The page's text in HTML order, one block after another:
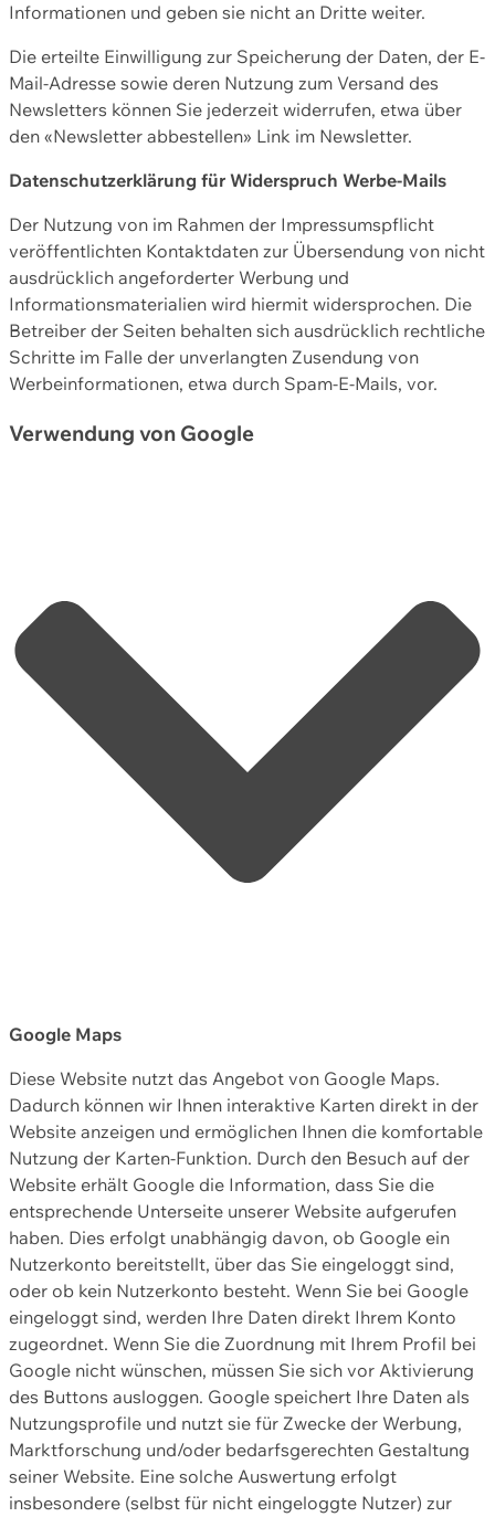
Informationen und geben sie nicht an Dritte weiter.
Die erteilte Einwilligung zur Speicherung der Daten, der E-
Mail-Adresse sowie deren Nutzung zum Versand des
Newsletters können Sie jederzeit widerrufen, etwa über
den «Newsletter abbestellen» Link im Newsletter.
Datenschutzerklärung für Widerspruch Werbe-Mails
Der Nutzung von im Rahmen der Impressumspflicht
veröffentlichten Kontaktdaten zur Übersendung von nicht
ausdrücklich angeforderter Werbung und
Informationsmaterialien wird hiermit widersprochen. Die
Betreiber der Seiten behalten sich ausdrücklich rechtliche
Schritte im Falle der unverlangten Zusendung von
Werbeinformationen, etwa durch Spam-E-Mails, vor.
Verwendung von Google
Google Maps
Diese Website nutzt das Angebot von Google Maps.
Dadurch können wir Ihnen interaktive Karten direkt in der
Website anzeigen und ermöglichen Ihnen die komfortable
Nutzung der Karten-Funktion. Durch den Besuch auf der
Website erhält Google die Information, dass Sie die
entsprechende Unterseite unserer Website aufgerufen
haben. Dies erfolgt unabhängig davon, ob Google ein
Nutzerkonto bereitstellt, über das Sie eingeloggt sind,
oder ob kein Nutzerkonto besteht. Wenn Sie bei Google
eingeloggt sind, werden Ihre Daten direkt Ihrem Konto
zugeordnet. Wenn Sie die Zuordnung mit Ihrem Profil bei
Google nicht wünschen, müssen Sie sich vor Aktivierung
des Buttons ausloggen. Google speichert Ihre Daten als
Nutzungsprofile und nutzt sie für Zwecke der Werbung,
Marktforschung und/oder bedarfsgerechten Gestaltung
seiner Website. Eine solche Auswertung erfolgt
insbesondere (selbst für nicht eingeloggte Nutzer) zur